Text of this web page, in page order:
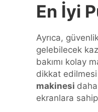
En İyi
Ayrıca,
gelebilecek
bakımı kolay
dikkat
makinesi
ekranlara